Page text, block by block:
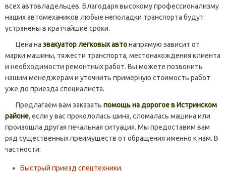
всех автовладельцев. Благодаря высокому профессионализму
наших автомехаников любые неполадки транспорта будут
устранены в кратчайшие сроки.
Цена на эвакуатор легковых автонапрямую зависит от
марки машины, тяжести транспорта, местонахождения клиента
и необходимости ремонтных работ. Вы можете позвонить
нашим менеджерам и уточнить примерную стоимость работ
уже до приезда специалиста.
Предлагаем вам заказать помощь на дорогое в Истринском
районе, если у вас прокололась шина, сломалась машина или
произошла другая печальная ситуация. Мы предоставим вам
ряд существенных преимуществ от обращения именно к нам. В
частности:
Быстрый приезд спецтехники.